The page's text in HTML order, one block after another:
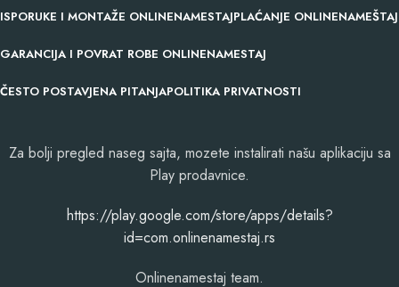
ISPORUKE I MONTAŽE ONLINENAMESTAJPLAĆANJE ONLINENAMEŠTAJ
GARANCIJA I POVRAT ROBE ONLINENAMESTAJ
ČESTO POSTAVJENA PITANJAPOLITIKA PRIVATNOSTI
Za bolji pregled naseg sajta, mozete instalirati našu aplikaciju sa
Play prodavnice.
​https://play.google.com/store/apps/details?
id=com.onlinenamestaj.rs
Onlinenamestaj team.